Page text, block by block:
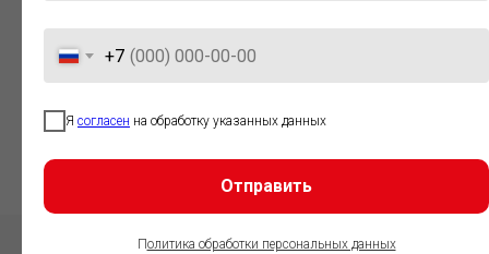
+7
Я согласен на обработку указанных данных
Отправить
Политика обработки персональных данных